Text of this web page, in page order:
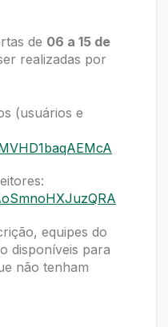
de 06 a 15 de
realizadas por
(usuários e
equipes do
disponíveis para
não tenham